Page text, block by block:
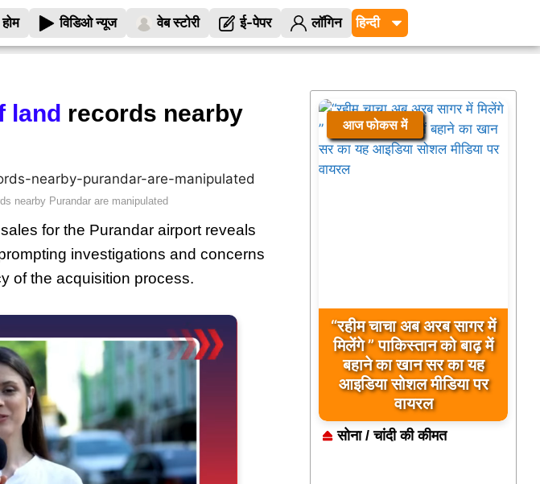
होम विडिओ न्यूज वेब स्टोरी ई-पेपर लॉगिन
land records nearby
nearby Purandar are manipulated
for the Purandar airport reveals
investigations and concerns
of the acquisition process.
आज फोकस में
“रहीम चाचा अब अरब सागर में
मिलेंगे ” पाकिस्तान को बाढ़ में
बहाने का खान सर का यह
आइडिया सोशल मीडिया पर
वायरल
सोना / चांदी की कीमत